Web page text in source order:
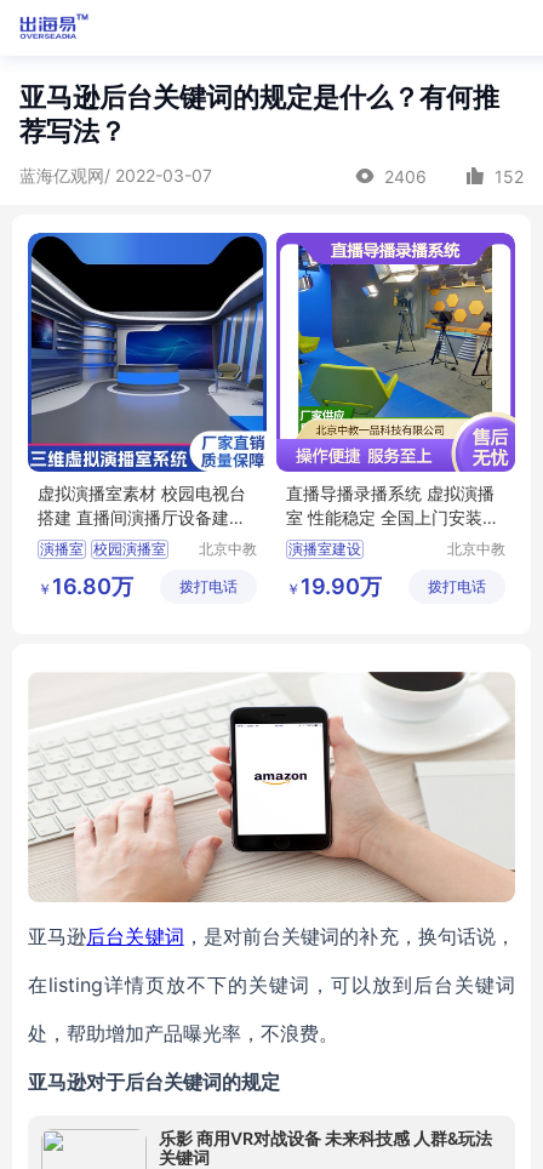
亚马逊后台关键词的规定是什么？有何推
荐写法？
蓝海亿观网/ 2022-03-07 2406 152
虚拟演播室素材 校园电视台
搭建 直播间演播厅设备建设
方案
演播室 校园演播室
虚拟演播室场景
北京中教
有限公司
￥ 16.80万 拨打电话
直播导播录播系统 虚拟演播
室 性能稳定 全国上门安装培
训
演播室建设
虚拟演播厅
北京中教
有限公司
￥ 19.90万 拨打电话
亚马逊后台关键词 ，是对前台关键词的补充，换句话说，
在listing详情页放不下的关键词，可以放到后台关键词
处，帮助增加产品曝光率，不浪费。
亚马逊对于后台关键词的规定
乐影 商用VR对战设备 未来科技感 人群&玩法
关键词